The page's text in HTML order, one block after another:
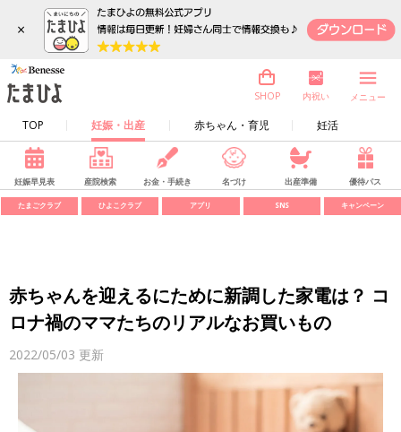
×
TOP 妊娠・出産 赤ちゃん・育児 妊活
SHOP 内祝い メニュー
妊娠早見表 産院検索 お金・手続き 名づけ 出産準備 優待パス
たまごクラブ ひよこクラブ アプリ SNS キャンペーン
赤ちゃんを迎えるにために新調した家電は？ コ
ロナ禍のママたちのリアルなお買いもの
2022/05/03 更新